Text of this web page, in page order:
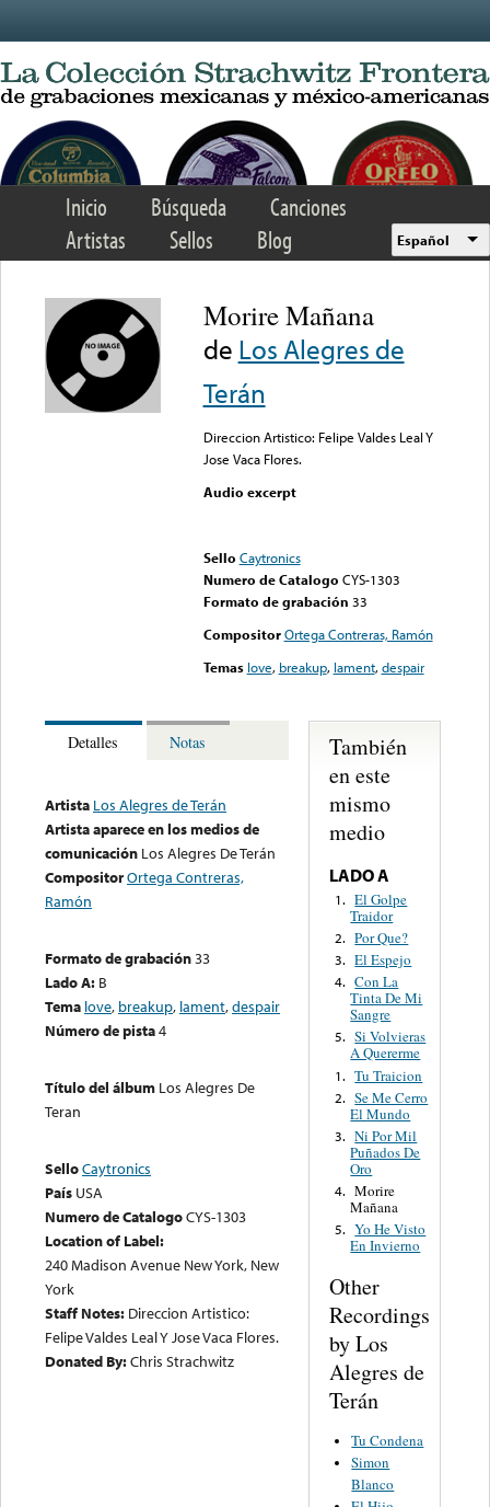
Inicio Búsqueda
Canciones
Artistas
Sellos Blog Español
Morire Mañana
de Los Alegres de
Terán
Direccion Artistico: Felipe Valdes Leal Y
Jose Vaca Flores.
Audio excerpt
Sello Caytronics
Numero de Catalogo CYS-1303
Formato de grabación 33
Compositor Ortega Contreras, Ramón
Temas love, breakup, lament,despair
Detalles Notas
Artista Los Alegres de Terán
Artista aparece en los medios de
comunicación Los Alegres De Terán
CompositorOrtega Contreras,
Ramón
Formato de grabación33
Lado A: B
Tema love, breakup, lament,despair
Número de pista4
Título del álbum Los Alegres De
Teran
SelloCaytronics
País USA
Numero de CatalogoCYS-1303
Location of Label:
240 Madison Avenue New York, New
York
Staff Notes: Direccion Artistico:
Felipe Valdes Leal Y Jose Vaca Flores.
Donated By:Chris Strachwitz
También
en este
mismo
medio
LADO A
1. El Golpe
Traidor
2. Por Que?
3. El Espejo
4. Con La
Tinta De Mi
Sangre
5. Si Volvieras
A Quererme
1. Tu Traicion
2. Se Me Cerro
El Mundo
3. Ni Por Mil
Puñados De
Oro
4. Morire
Mañana
5. Yo He Visto
En Invierno
Other
Recordings
by Los
Alegres de
Terán
Tu Condena
Simon
Blanco